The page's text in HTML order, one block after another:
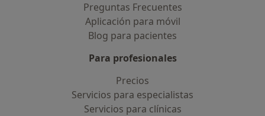
Preguntas Frecuentes
Aplicación para móvil
Blog para pacientes
Para profesionales
Precios
Servicios para especialistas
Servicios para clínicas